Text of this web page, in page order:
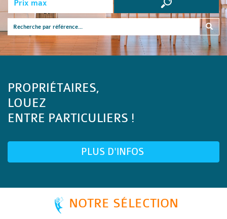
PROPRIÉTAIRES,
LOUEZ
ENTRE PARTICULIERS !
PLUS D'INFOS
NOTRE SÉLECTION